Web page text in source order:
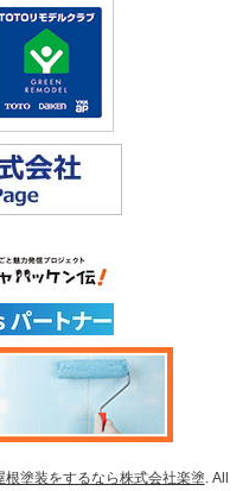
根塗装をするなら株式会社楽塗 . All